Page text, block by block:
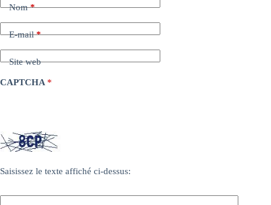
Nom*
E-mail*
Site web
CAPTCHA *
Saisissez le texte affiché ci-dessus: